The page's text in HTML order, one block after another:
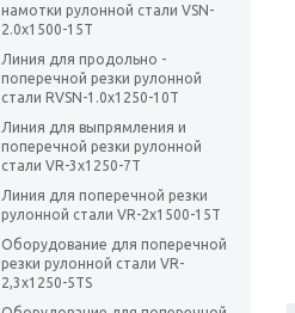
намотки рулонной стали VSN-
2.0х1500-15Т
Линия для продольно -
поперечной резки рулонной
стали RVSN-1.0х1250-10T
Линия для выпрямления и
поперечной резки рулонной
стали VR-3х1250-7T
Линия для поперечной резки
рулонной стали VR-2х1500-15T
Оборудование для поперечной
резки рулонной стали VR-
2,3х1250-5TS